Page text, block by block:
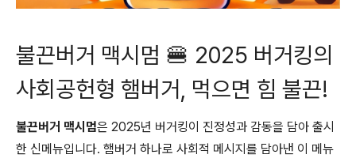
불끈버거 맥시멈 🍔 2025 버거킹의
사회공헌형 햄버거, 먹으면 힘 불끈!
불끈버거 맥시멈은 2025년 버거킹이 진정성과 감동을 담아 출시
한 신메뉴입니다. 햄버거 하나로 사회적 메시지를 담아낸 이 메뉴